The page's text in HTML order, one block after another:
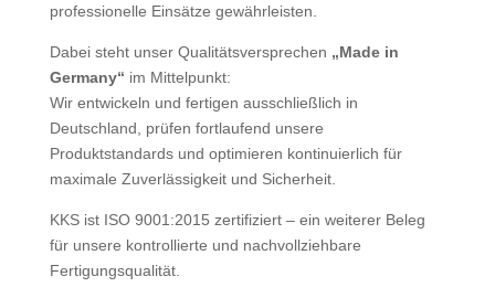
professionelle Einsätze gewährleisten.
Dabei steht unser Qualitätsversprechen „Made in
Germany“ im Mittelpunkt:
Wir entwickeln und fertigen ausschließlich in
Deutschland, prüfen fortlaufend unsere
Produktstandards und optimieren kontinuierlich für
maximale Zuverlässigkeit und Sicherheit.
KKS ist ISO 9001:2015 zertifiziert – ein weiterer Beleg
für unsere kontrollierte und nachvollziehbare
Fertigungsqualität.